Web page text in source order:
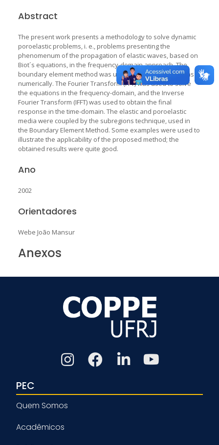
Abstract
The present work presents a methodology to solve dynamic
poroelastic problems, i. e., problems presenting the
phenomenum of the propagation of elastic waves, based on
Biot´s equations, in the frequency-domain approach. The
boundary element method was used to solve the problems
numerically. The Fourier Transform (FFT) was used to solve
the equations in the frequency-domain, and the Inverse
Fourier Transform (IFFT) was used to obtain the final
response in the time-domain. The elastic and poroelastic
media were coupled by the subregions technique, used in
the Boundary Element Method. Some examples were used to
illustrate the applicability of the proposed method; the
obtained results were quite good.
Ano
2002
Orientadores
Webe João Mansur
Anexos
PEC
Quem Somos
Acadêmicos